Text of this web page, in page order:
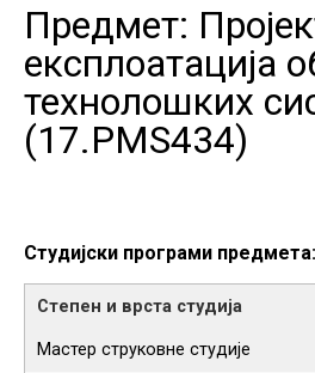
Предмет:
експлоатација
технолошких
(17.PMS434)
Студијски програми предмета:
Мастер струковне студије